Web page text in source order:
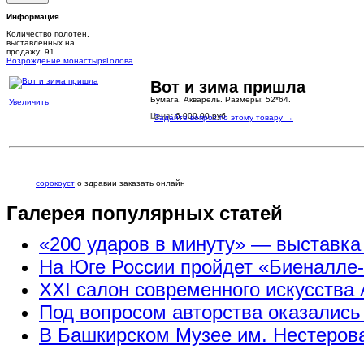
Информация
Количество полотен,
выставленных на
продажу: 91
Возрождение монастыряГолова
Увеличить
Вот и зима пришла
Цена:6.000,00 руб.
Бумага. Акварель. Размеры: 52*64.
Задайте вопрос по этому товару →
сорокоуст о здравии заказать онлайн
Галерея популярных статей
«200 ударов в минуту» —
На Юге России пройдет
XXI салон современного искусства
Под вопросом авторства
В Башкирском Музее им.